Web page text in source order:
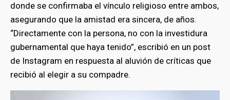
donde se confirmaba el vínculo religioso entre ambos,
asegurando que la amistad era sincera, de años.
“Directamente con la persona, no con la investidura
gubernamental que haya tenido”, escribió en un post
de Instagram en respuesta al aluvión de críticas que
recibió al elegir a su compadre.